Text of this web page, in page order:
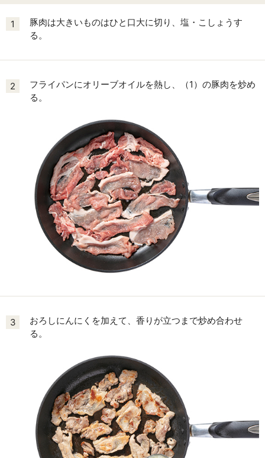
1
豚肉は大きいものはひと口大に切り、塩・こしょうす
る。
2
フライパンにオリーブオイルを熱し、（1）の豚肉を炒め
る。
3
おろしにんにくを加えて、香りが立つまで炒め合わせ
る。